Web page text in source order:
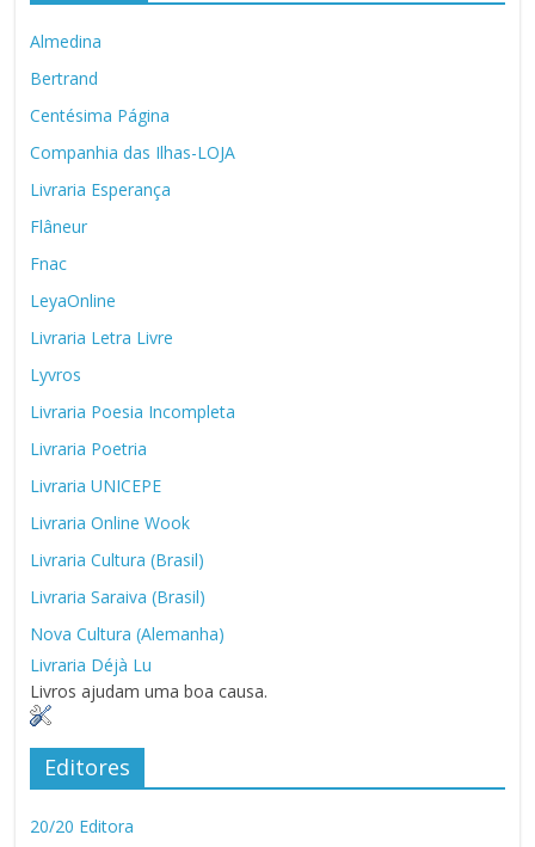
Almedina
Bertrand
Centésima Página
Companhia das Ilhas-LOJA
Livraria Esperança
Flâneur
Fnac
LeyaOnline
Livraria Letra Livre
Lyvros
Livraria Poesia Incompleta
Livraria Poetria
Livraria UNICEPE
Livraria Online Wook
Livraria Cultura (Brasil)
Livraria Saraiva (Brasil)
Nova Cultura (Alemanha)
Livraria Déjà Lu
Livros ajudam uma boa causa.
Editores
20/20 Editora